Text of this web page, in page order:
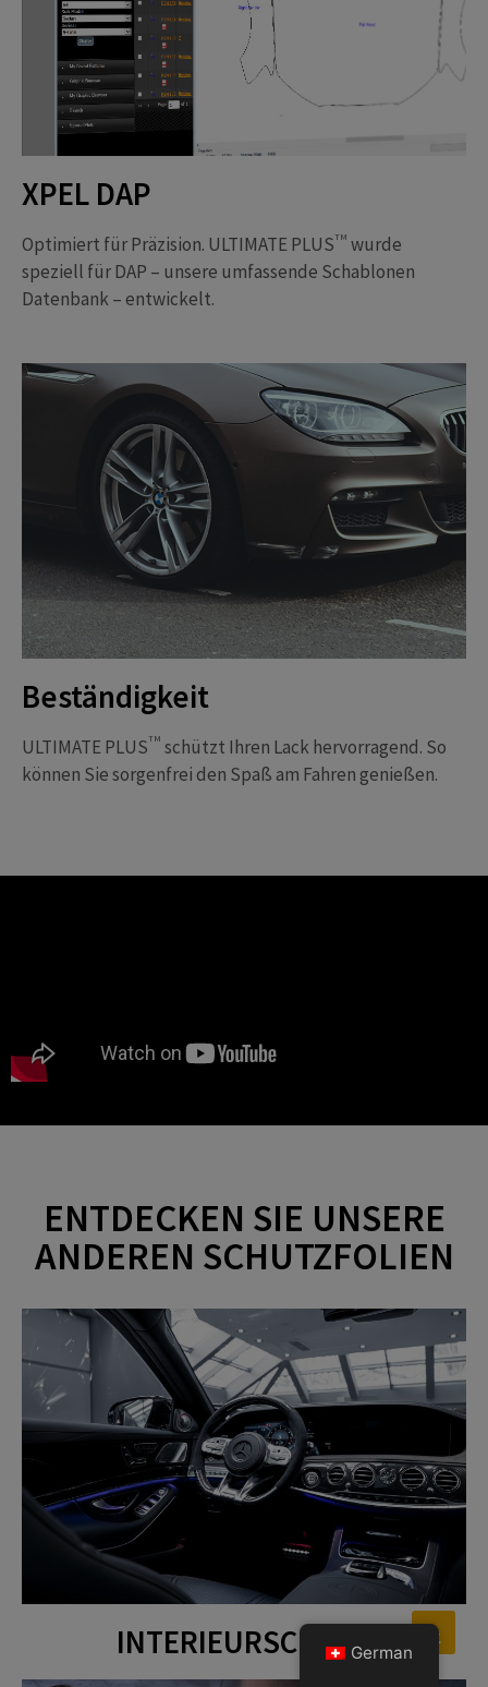
XPEL DAP
Optimiert für Präzision. ULTIMATE PLUSTM wurde
speziell für DAP – unsere umfassende Schablonen
Datenbank – entwickelt.
Beständigkeit
ULTIMATE PLUSTM schützt Ihren Lack hervorragend. So
können Sie sorgenfrei den Spaß am Fahren genießen.
ENTDECKEN SIE UNSERE
ANDEREN SCHUTZFOLIEN
INTERIEURSCHUTZGerman